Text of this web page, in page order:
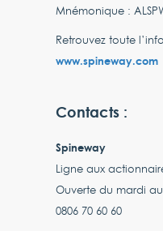
Mnémonique :
Retrouvez toute
www.spineway.com
Contacts :
Spineway
Ligne aux
Ouverte du mardi
0806 70 60 60